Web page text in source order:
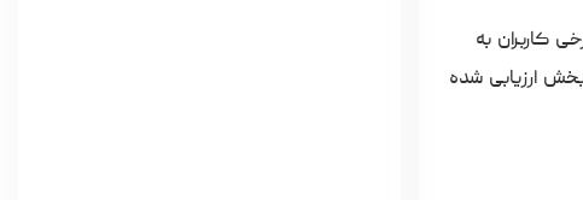
کاربران به
ارزیابی شده